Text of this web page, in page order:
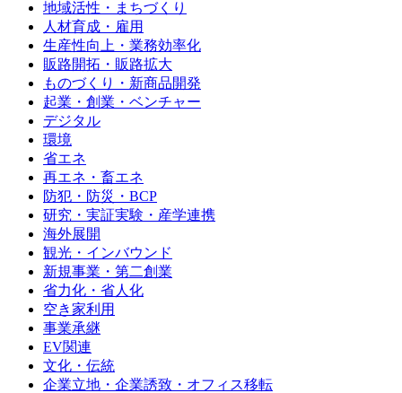
地域活性・まちづくり
人材育成・雇用
生産性向上・業務効率化
販路開拓・販路拡大
ものづくり・新商品開発
起業・創業・ベンチャー
デジタル
環境
省エネ
再エネ・畜エネ
防犯・防災・BCP
研究・実証実験・産学連携
海外展開
観光・インバウンド
新規事業・第二創業
省力化・省人化
空き家利用
事業承継
EV関連
文化・伝統
企業立地・企業誘致・オフィス移転